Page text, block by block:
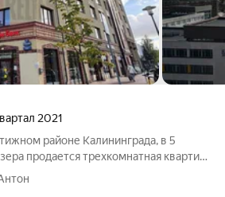
2021
районе Калининграда, в 5
продается трехкомнатная квартира
месторасположение
течении 10 минут попасть в центр